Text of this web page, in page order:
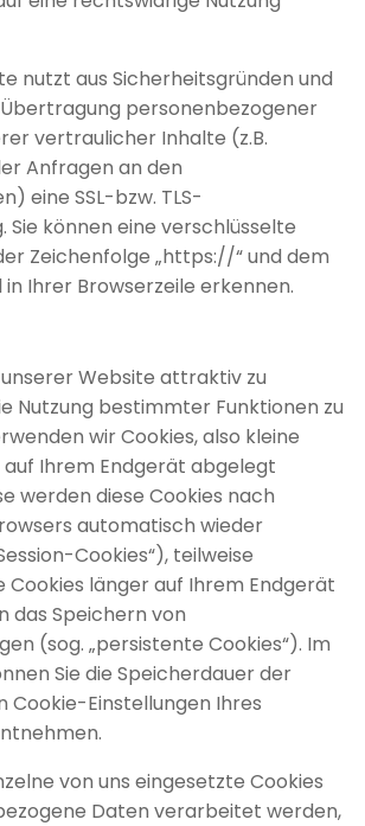
nutzt aus Sicherheitsgründen und
personenbezogener
vertraulicher Inhalte (z.B.
Anfragen an den
eine SSL-bzw. TLS-
Sie können eine verschlüsselte
Zeichenfolge „https://“ und dem
Ihrer Browserzeile erkennen.
Website attraktiv zu
Nutzung bestimmter Funktionen zu
wir Cookies, also kleine
auf Ihrem Endgerät abgelegt
werden diese Cookies nach
automatisch wieder
Cookies“), teilweise
Cookies länger auf Ihrem Endgerät
das Speichern von
(sog. „persistente Cookies“). Im
Sie die Speicherdauer der
Cookie-Einstellungen Ihres
von uns eingesetzte Cookies
Daten verarbeitet werden,